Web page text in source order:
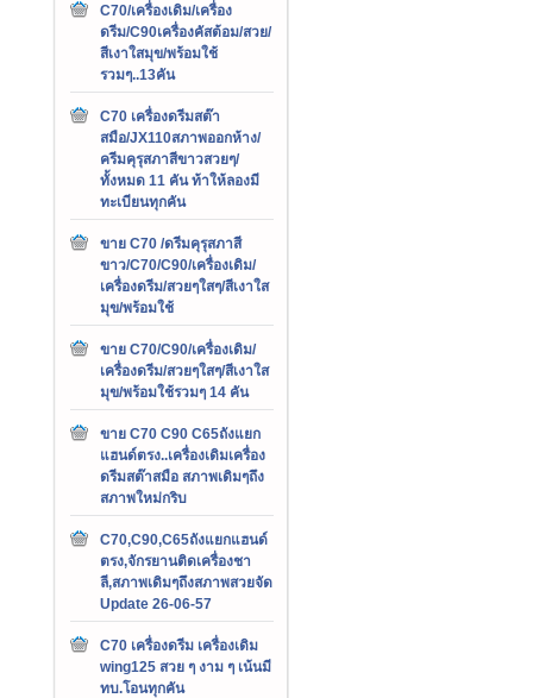
C70/เครื่องเดิม/เครื่อง
ดรีม/C90เครื่องคัสต้อม/สวย/
สีเงาใสมุข/พร้อมใช้
รวมๆ..13คัน
C70 เครื่องดรีมสต๊า
สมือ/JX110สภาพออกห้าง/
ครีมคุรุสภาสีขาวสวยๆ/
ทั้งหมด 11 คัน ท้าให้ลองมี
ทะเบียนทุกคัน
ขาย C70 /ดรีมคุรุสภาสี
ขาว/C70/C90/เครื่องเดิม/
เครื่องดรีม/สวยๆใสๆ/สีเงาใส
มุข/พร้อมใช้
ขาย C70/C90/เครื่องเดิม/
เครื่องดรีม/สวยๆใสๆ/สีเงาใส
มุข/พร้อมใช้รวมๆ 14 คัน
ขาย C70 C90 C65ถังแยก
แฮนด์ตรง..เครื่องเดิมเครื่อง
ดรีมสต๊าสมือ สภาพเดิมๆถึง
สภาพใหม่กริบ
C70,C90,C65ถังแยกแฮนด์
ตรง,จักรยานติดเครื่องชา
ลี,สภาพเดิมๆถึงสภาพสวยจัด
Update 26-06-57
C70 เครื่องดรีม เครื่องเดิม
wing125 สวย ๆ งาม ๆ เน้นมี
ทบ.โอนทุกคัน